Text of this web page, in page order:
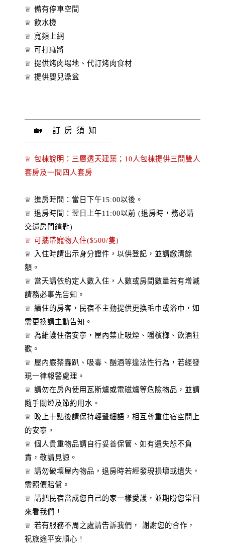
♕ 備有停車空間
♕ 飲水機
♕ 寬頻上網
♕ 可打麻將
♕ 提供烤肉場地、代訂烤肉食材
♕ 提供嬰兒澡盆
🏡 訂房須知
♕ 包棟說明：三層透天建築；10人包棟提供三間雙人
套房及一間四人套房
♕ 進房時間：當日下午15:00以後。
♕ 退房時間：翌日上午11:00以前 (退房時，務必請
交還房門鑰匙)
♕ 可攜帶寵物入住($500/隻)
♕ 入住時請出示身分證件，以供登記，並請繳清餘
額。
♕ 當天請依約定人數入住，人數或房間數量若有增減
請務必事先告知。
♕ 續住的房客，民宿不主動提供更換毛巾或浴巾，如
需更換請主動告知。
♕ 為維護住宿安寧，屋內禁止吸煙、嚼檳榔、飲酒狂
歡。
♕ 屋內嚴禁轟趴、吸毒、酗酒等違法性行為，若經發
現一律報警處理。
♕ 請勿在房內使用瓦斯爐或電磁爐等危險物品，並請
隨手關燈及節約用水。
♕ 晚上十點後請保持輕聲細語，相互尊重住宿空間上
的安寧。
♕ 個人貴重物品請自行妥善保管、如有遺失恕不負
責，敬請見諒。
♕ 請勿破壞屋內物品，退房時若經發現損壞或遺失，
需照價賠償。
♕ 請把民宿當成您自己的家一樣愛護，並期盼您常回
來看我們 !
♕ 若有服務不周之處請告訴我們， 謝謝您的合作，
祝旅途平安順心 !